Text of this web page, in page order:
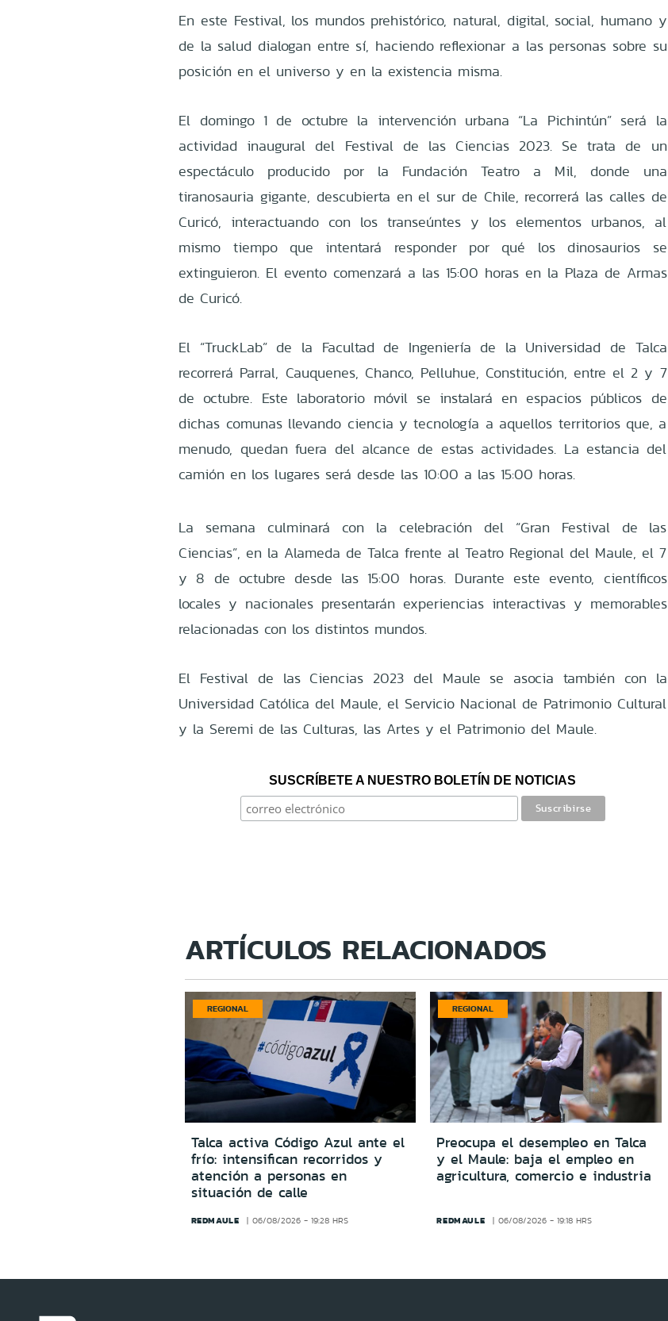
En este Festival, los mundos prehistórico, natural, digital, social, humano y
de la salud dialogan entre sí, haciendo reflexionar a las personas sobre su
posición en el universo y en la existencia misma.
El domingo 1 de octubre la intervención urbana “La Pichintún” será la
actividad inaugural del Festival de las Ciencias 2023. Se trata de un
espectáculo producido por la Fundación Teatro a Mil, donde una
tiranosauria gigante, descubierta en el sur de Chile, recorrerá las calles de
Curicó, interactuando con los transeúntes y los elementos urbanos, al
mismo tiempo que intentará responder por qué los dinosaurios se
extinguieron. El evento comenzará a las 15:00 horas en la Plaza de Armas
de Curicó.
El “TruckLab” de la Facultad de Ingeniería de la Universidad de Talca
recorrerá Parral, Cauquenes, Chanco, Pelluhue, Constitución, entre el 2 y 7
de octubre. Este laboratorio móvil se instalará en espacios públicos de
dichas comunas llevando ciencia y tecnología a aquellos territorios que, a
menudo, quedan fuera del alcance de estas actividades. La estancia del
camión en los lugares será desde las 10:00 a las 15:00 horas.
La semana culminará con la celebración del “Gran Festival de las
Ciencias”, en la Alameda de Talca frente al Teatro Regional del Maule, el 7
y 8 de octubre desde las 15:00 horas. Durante este evento, científicos
locales y nacionales presentarán experiencias interactivas y memorables
relacionadas con los distintos mundos.
El Festival de las Ciencias 2023 del Maule se asocia también con la
Universidad Católica del Maule, el Servicio Nacional de Patrimonio Cultural
y la Seremi de las Culturas, las Artes y el Patrimonio del Maule.
SUSCRÍBETE A NUESTRO BOLETÍN DE NOTICIAS
ARTÍCULOS RELACIONADOS
REGIONAL
Talca activa Código Azul ante el
frío: intensifican recorridos y
atención a personas en
situación de calle
REDMAULE 06/08/2026 - 19:28 HRS
REGIONAL
Preocupa el desempleo en Talca
y el Maule: baja el empleo en
agricultura, comercio e industria
REDMAULE 06/08/2026 - 19:18 HRS